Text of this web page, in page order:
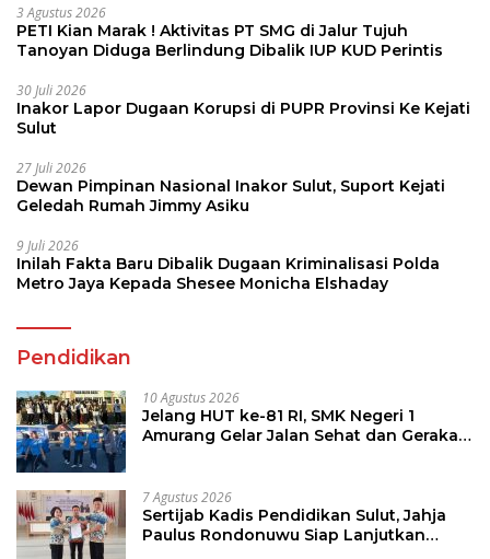
3 Agustus 2026
PETI Kian Marak ! Aktivitas PT SMG di Jalur Tujuh
Tanoyan Diduga Berlindung Dibalik IUP KUD Perintis
30 Juli 2026
Inakor Lapor Dugaan Korupsi di PUPR Provinsi Ke Kejati
Sulut
27 Juli 2026
Dewan Pimpinan Nasional Inakor Sulut, Suport Kejati
Geledah Rumah Jimmy Asiku
9 Juli 2026
Inilah Fakta Baru Dibalik Dugaan Kriminalisasi Polda
Metro Jaya Kepada Shesee Monicha Elshaday
Pendidikan
10 Agustus 2026
Jelang HUT ke-81 RI, SMK Negeri 1
Amurang Gelar Jalan Sehat dan Gerakan
7 Agustus 2026
Sertijab Kadis Pendidikan Sulut, Jahja
Paulus Rondonuwu Siap Lanjutkan